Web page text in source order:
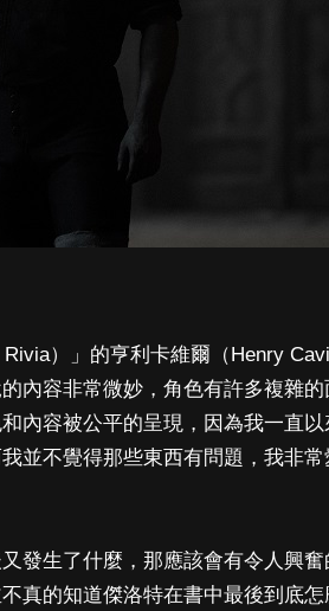
）」的亨利卡維爾（Henry
內容非常微妙，角色有許多複雜
內容被公平的呈現，因為我一直以
並不覺得那些東西有問題，我非
發生了什麼，那應該會有令人興
真的知道傑洛特在書中最後到底